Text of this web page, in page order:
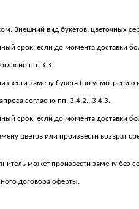
Внешний вид букетов, цветочных
срок, если до момента доставки
пп. 3.3.
замену букета (по
согласно пп. 3.4.2., 3.4.3.
срок, если до момента доставки
цветов или произвести возврат
может произвести замену без
договора оферты.